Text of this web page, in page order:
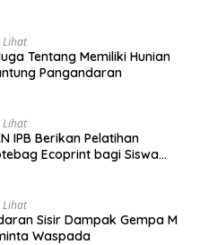
Lihat
Tentang Memiliki Hunian
Pangandaran
Lihat
IPB Berikan Pelatihan
Ecoprint bagi Siswa
Lihat
Sisir Dampak Gempa M
Waspada